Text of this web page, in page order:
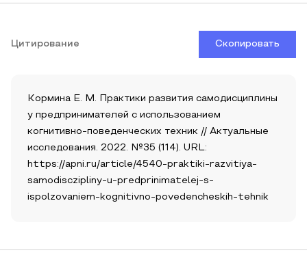
Цитирование Скопировать
Кормина Е. М. Практики развития самодисциплины
у предпринимателей с использованием
когнитивно-поведенческих техник // Актуальные
исследования. 2022. №35 (114). URL:
https://apni.ru/article/4540-praktiki-razvitiya-
samodisczipliny-u-predprinimatelej-s-
ispolzovaniem-kognitivno-povedencheskih-tehnik